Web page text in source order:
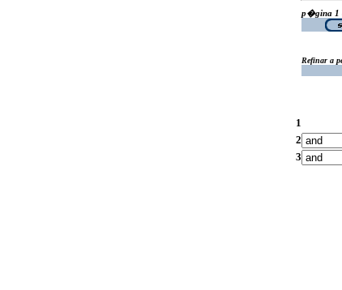
p�gina 1
Refinar a
1
2
3